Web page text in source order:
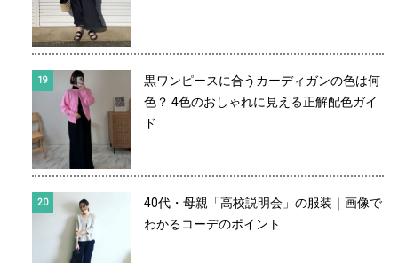
黒ワンピースに合うカーディガンの色は何
色？ 4色のおしゃれに見える正解配色ガイ
ド
40代・母親「高校説明会」の服装｜画像で
わかるコーデのポイント